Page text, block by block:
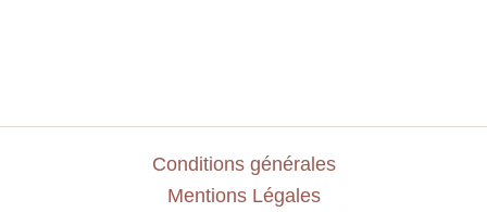
Conditions générales
Mentions Légales